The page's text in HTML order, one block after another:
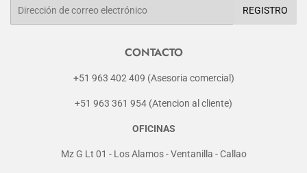
REGISTRO
CONTACTO
+51 963 402 409 (Asesoria comercial)
+51 963 361 954 (Atencion al cliente)
OFICINAS
Mz G Lt 01 - Los Alamos - Ventanilla - Callao